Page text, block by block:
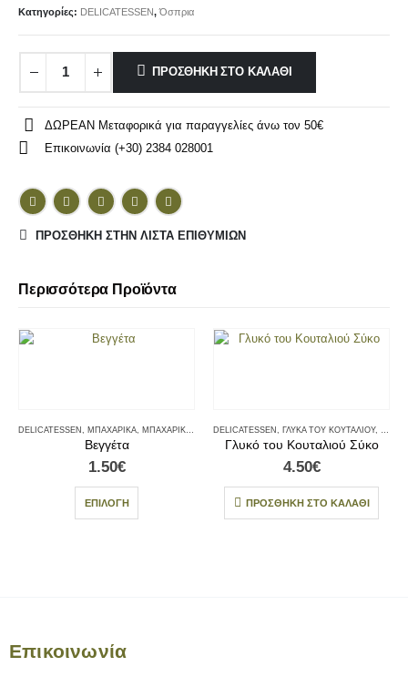
Κατηγορίες: DELICATESSEN,Όσπρια
ΠΡΟΣΘΉΚΗ ΣΤΟ ΚΑΛΆΘΙ
ΔΩΡΕΑΝ Μεταφορικά για παραγγελίες άνω τον 50€
Επικοινωνία (+30) 2384 028001
ΠΡΌΣΘΉΚΗ ΣΤΗΝ ΛΊΣΤΑ ΕΠΙΘΥΜΙΏΝ
Περισσότερα Προϊόντα
DELICATESSEN , ΜΠΑΧΑΡΙΚΆ, ΜΠΑΧΑΡΙΚΆ - ΑΛΆΤΙΑ
Βεγγέτα
1.50€
ΕΠΙΛΟΓΉ
DELICATESSEN , ΓΛΥΚΆ ΤΟΥ ΚΟΥΤΑΛΙΟΎ,
Γλυκό του Κουταλιού Σύκο
4.50€
ΠΡΟΣΘΉΚΗ ΣΤΟ ΚΑΛΆΘΙ
Επικοινωνία